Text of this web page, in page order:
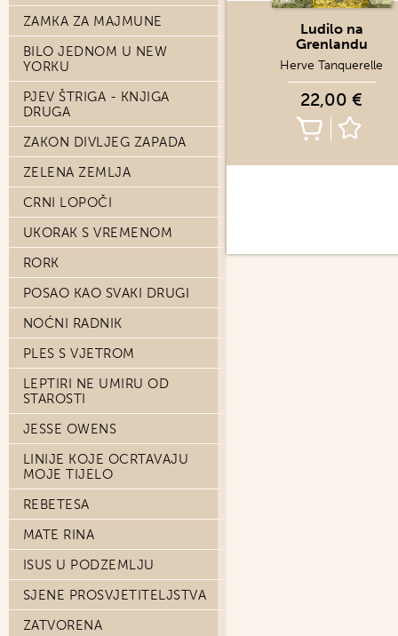
ZAMKA ZA MAJMUNE
BILO JEDNOM U NEW
YORKU
PJEV ŠTRIGA - KNJIGA
DRUGA
ZAKON DIVLJEG ZAPADA
ZELENA ZEMLJA
CRNI LOPOČI
UKORAK S VREMENOM
RORK
POSAO KAO SVAKI DRUGI
NOĆNI RADNIK
PLES S VJETROM
LEPTIRI NE UMIRU OD
STAROSTI
JESSE OWENS
LINIJE KOJE OCRTAVAJU
MOJE TIJELO
REBETESA
MATE RINA
ISUS U PODZEMLJU
SJENE PROSVJETITELJSTVA
ZATVORENA
Ludilo na
Grenlandu
Herve Tanquerelle
22,00 €